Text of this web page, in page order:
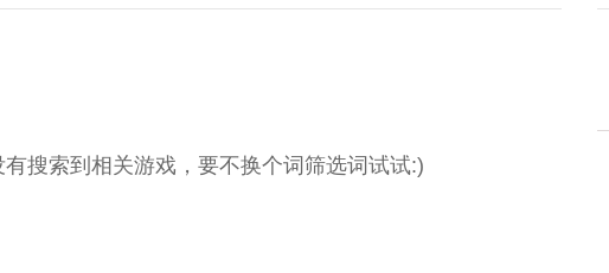
搜索到相关游戏，要不换个词筛选词试试:)